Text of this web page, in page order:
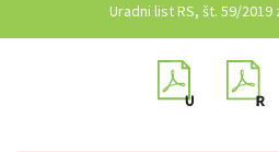
Uradni list RS, št. 59/2019